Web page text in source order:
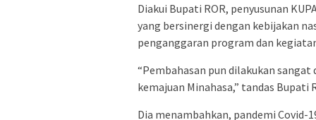
Diakui Bupati ROR, penyusunan
yang bersinergi dengan kebijakan
penganggaran program dan
“Pembahasan pun dilakukan
kemajuan Minahasa,” tandas Bupati
Dia menambahkan, pandemi Covid-